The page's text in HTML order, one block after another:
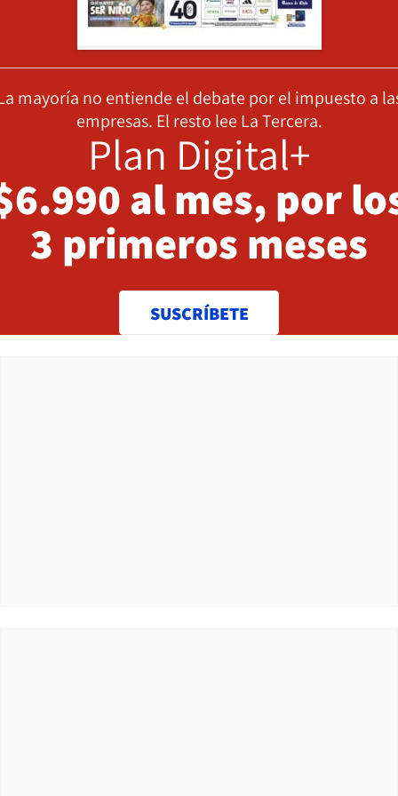
mayoría no entiende el debate por el impuesto a
empresas. El resto lee La Tercera.
Plan Digital+
al mes, por
3 primeros meses
SUSCRÍBETE